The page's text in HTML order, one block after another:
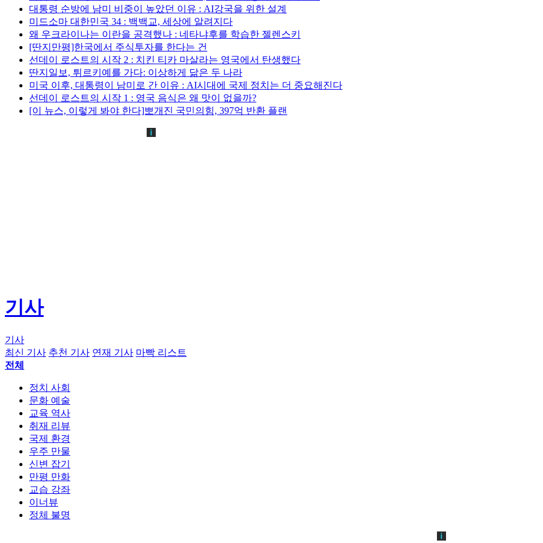
대통령 순방에 남미 비중이 높았던 이유 : AI강국을 위한 설계
미드소마 대한민국 34 : 백백교, 세상에 알려지다
왜 우크라이나는 이란을 공격했나 : 네타냐후를 학습한 젤렌스키
[딴지만평]한국에서 주식투자를 한다는 건
선데이 로스트의 시작 2 : 치킨 티카 마살라는 영국에서 탄생했다
딴지일보, 튀르키예를 가다: 이상하게 닮은 두 나라
미국 이후, 대통령이 남미로 간 이유 : AI시대에 국제 정치는 더 중요해진다
선데이 로스트의 시작 1 : 영국 음식은 왜 맛이 없을까?
[이 뉴스, 이렇게 봐야 한다]뽀개진 국민의힘, 397억 반환 플랜
기사
기사
최신 기사 추천 기사 연재 기사 마빡 리스트
전체
정치 사회
문화 예술
교육 역사
취재 리뷰
국제 환경
우주 만물
신변 잡기
만평 만화
교습 강좌
이너뷰
정체 불명